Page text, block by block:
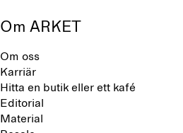
Om ARKET
Om oss
Karriär
Hitta en butik eller ett kafé
Editorial
Material